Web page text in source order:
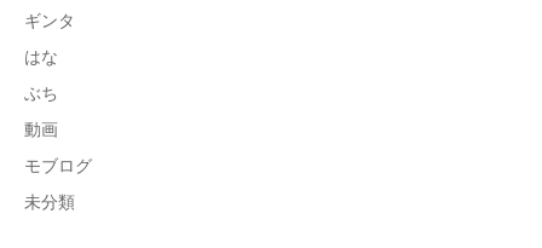
ギンタ
はな
ぶち
動画
モブログ
未分類